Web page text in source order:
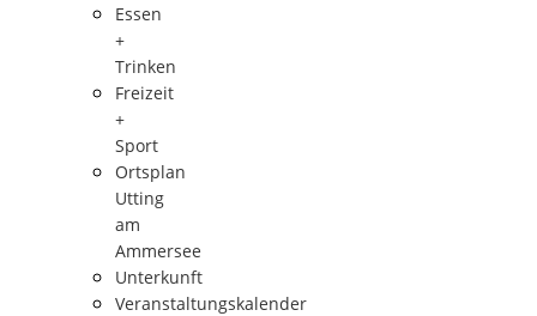
Essen
+
Trinken
Freizeit
+
Sport
Ortsplan
Utting
am
Ammersee
Unterkunft
Veranstaltungskalender